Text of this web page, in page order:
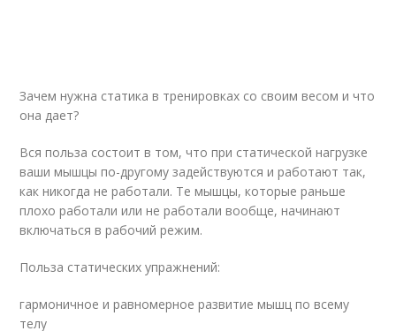
Зачем нужна статика в тренировках со своим весом и что
она дает?
Вся польза состоит в том, что при статической нагрузке
ваши мышцы по-другому задействуются и работают так,
как никогда не работали. Те мышцы, которые раньше
плохо работали или не работали вообще, начинают
включаться в рабочий режим.
Польза статических упражнений:
гармоничное и равномерное развитие мышц по всему
телу